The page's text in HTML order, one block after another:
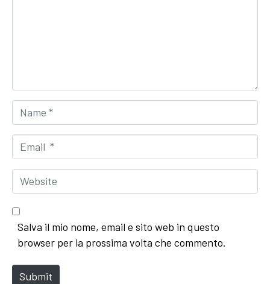
a
m
e
*
m
a
i
l
W
e
b
e
Salva il mio nome, email e sito web in questo
browser per la prossima volta che commento.
Submit